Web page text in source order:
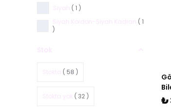
Siyah ( 1 )
Siyah Kordon-Siyah Kadran ( 1
)
Stok
Stokta ( 58 )
Stokta yok ( 32 ) ₺